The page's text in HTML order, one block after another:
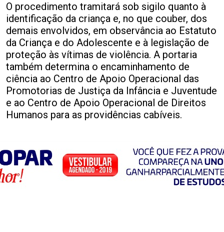
O procedimento tramitará sob sigilo quanto à
identificação da criança e, no que couber, dos
demais envolvidos, em observância ao Estatuto
da Criança e do Adolescente e à legislação de
proteção às vítimas de violência. A portaria
também determina o encaminhamento de
ciência ao Centro de Apoio Operacional das
Promotorias de Justiça da Infância e Juventude
e ao Centro de Apoio Operacional de Direitos
Humanos para as providências cabíveis.